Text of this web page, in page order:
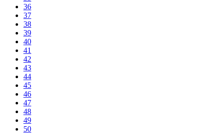
36
37
38
39
40
41
42
43
44
45
46
47
48
49
50